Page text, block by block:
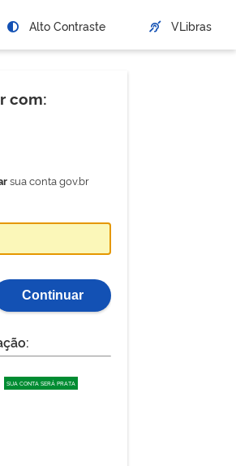
Alto Contraste VLibras
com:
sua conta gov.br
Continuar
SUA CONTA SERÁ PRATA